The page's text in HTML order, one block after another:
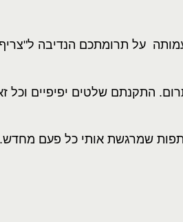
על תרומתכם הנדיבה
התקנתם שלטים יפיפיים
שמרגשת אותי כל פעם מחדש.